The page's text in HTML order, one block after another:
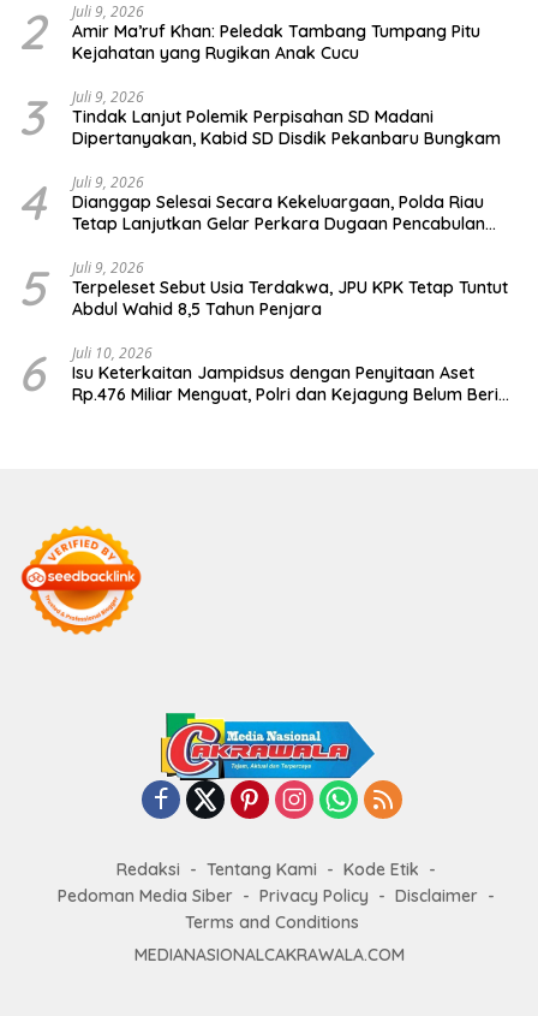
2 Juli 9, 2026
Amir Ma’ruf Khan: Peledak Tambang Tumpang Pitu
Kejahatan yang Rugikan Anak Cucu
3 Juli 9, 2026
Tindak Lanjut Polemik Perpisahan SD Madani
Dipertanyakan, Kabid SD Disdik Pekanbaru Bungkam
4 Juli 9, 2026
Dianggap Selesai Secara Kekeluargaan, Polda Riau
Tetap Lanjutkan Gelar Perkara Dugaan Pencabulan
5 Juli 9, 2026
Terpeleset Sebut Usia Terdakwa, JPU KPK Tetap Tuntut
Abdul Wahid 8,5 Tahun Penjara
6 Juli 10, 2026
Isu Keterkaitan Jampidsus dengan Penyitaan Aset
Rp.476 Miliar Menguat, Polri dan Kejagung Belum Beri
Redaksi Tentang Kami
Kode Etik
Pedoman Media Siber
Privacy Policy
Disclaimer
Terms and Conditions
MEDIANASIONALCAKRAWALA.COM